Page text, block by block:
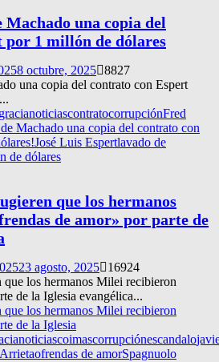
Machado una copia del
por 1 millón de dólares
8 octubre, 2025 8827
una copia del contrato con Espert
contratocorrupciónFred
Machado una copia del contrato con
José Luis Espertlavado de
de dólares
que los hermanos
de amor» por parte de
23 agosto, 2025
16924
que los hermanos Milei recibieron
de la Iglesia evangélica...
que los hermanos Milei recibieron
de la Iglesia
coimascorrupciónescandalo
ofrendas de amorSpagnuolo